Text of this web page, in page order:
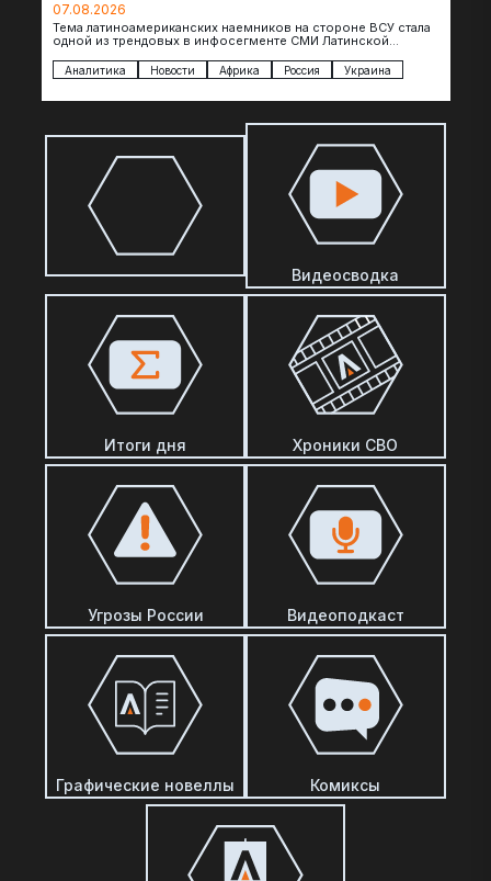
07.08.2026
Тема латиноамериканских наемников на стороне ВСУ стала
одной из трендовых в инфосегменте СМИ Латинской
Аналитика Новости Африка Россия Украина
Видеосводка
Итоги дня Хроники СВО
Угрозы России Видеоподкаст
Графические новеллы Комиксы